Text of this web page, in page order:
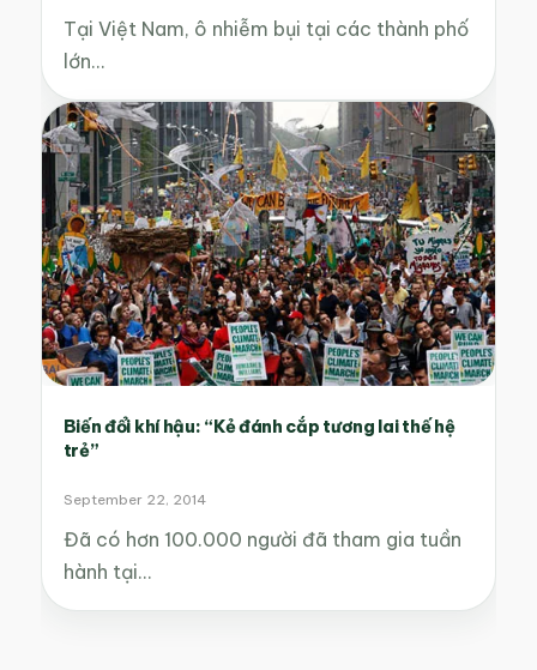
Tại Việt Nam, ô nhiễm bụi tại các thành phố
lớn…
Biến đổi khí hậu: “Kẻ đánh cắp tương lai thế hệ
trẻ”
September 22, 2014
Đã có hơn 100.000 người đã tham gia tuần
hành tại…